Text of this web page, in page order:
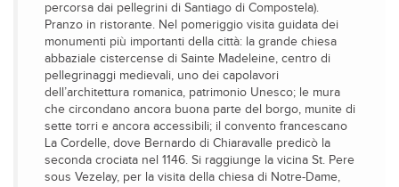
percorsa dai pellegrini di Santiago di Compostela).
Pranzo in ristorante. Nel pomeriggio visita guidata dei
monumenti più importanti della città: la grande chiesa
abbaziale cistercense di Sainte Madeleine, centro di
pellegrinaggi medievali, uno dei capolavori
dell’architettura romanica, patrimonio Unesco; le mura
che circondano ancora buona parte del borgo, munite di
sette torri e ancora accessibili; il convento francescano
La Cordelle, dove Bernardo di Chiaravalle predicò la
seconda crociata nel 1146. Si raggiunge la vicina St. Pere
sous Vezelay, per la visita della chiesa di Notre-Dame,